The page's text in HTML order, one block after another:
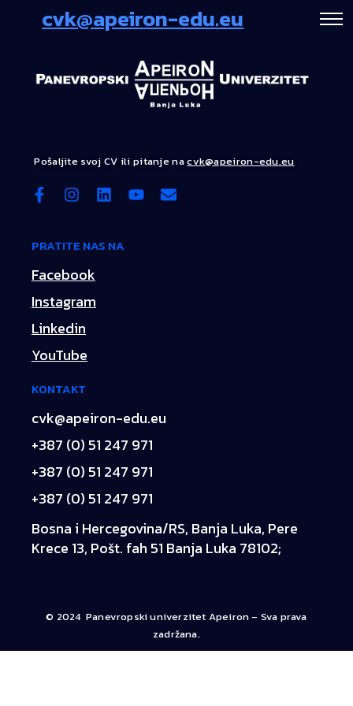
cvk@apeiron-edu.eu
Pošaljite svoj CV ili pitanje nacvk@apeiron-edu.eu
PRATITE NAS NA
Facebook
Instagram
Linkedin
YouTube
KONTAKT
cvk@apeiron-edu.eu
+387 (0) 51 247 971
+387 (0) 51 247 971
+387 (0) 51 247 971
Bosna i Hercegovina/RS, Banja Luka, Pere
Krece 13, Pošt. fah 51 Banja Luka 78102;
© 2024 Panevropski univerzitet Apeiron – Sva prava
zadržana.